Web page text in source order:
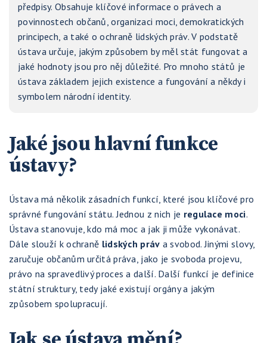
předpisy. Obsahuje klíčové informace o právech a
povinnostech občanů, organizaci moci, demokratických
principech, a také o ochraně lidských práv. V podstatě
ústava určuje, jakým způsobem by měl stát fungovat a
jaké hodnoty jsou pro něj důležité. Pro mnoho států je
ústava základem jejich existence a fungování a někdy i
symbolem národní identity.
Jaké jsou hlavní funkce
ústavy?
Ústava má několik zásadních funkcí, které jsou klíčové pro
správné fungování státu. Jednou z nich je regulace moci.
Ústava stanovuje, kdo má moc a jak ji může vykonávat.
Dále slouží k ochraně lidských práv a svobod. Jinými slovy,
zaručuje občanům určitá práva, jako je svoboda projevu,
právo na spravedlivý proces a další. Další funkcí je definice
státní struktury, tedy jaké existují orgány a jakým
způsobem spolupracují.